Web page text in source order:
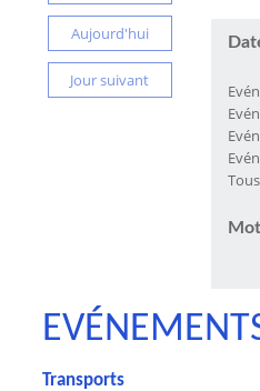
Aujourd'hui
Jour suivant
Transports